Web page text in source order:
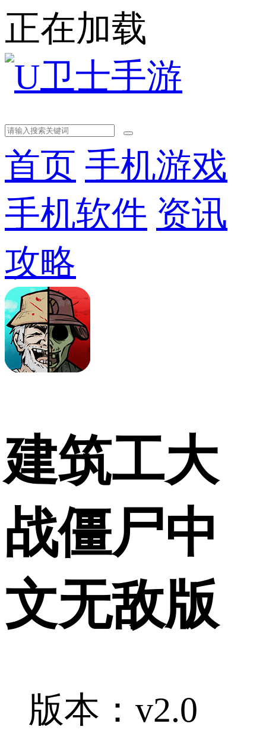
正在加载
首页 手机游戏
手机软件 资讯
攻略
建筑工大
战僵尸中
文无敌版
版本：v2.0